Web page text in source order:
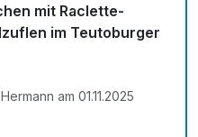
mit Raclette-
im Teutoburger
am 01.11.2025